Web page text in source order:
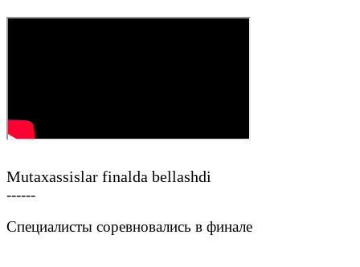
Mutaxassislar finalda bellashdi
------
Специалисты соревновались в финале